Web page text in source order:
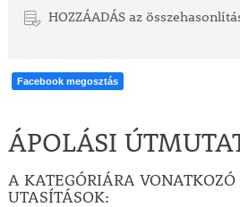
HOZZÁADÁS az
Facebook megosztás
ÁPOLÁSI
A KATEGÓRIÁRA
UTASÍTÁSOK: